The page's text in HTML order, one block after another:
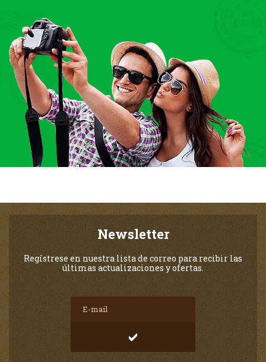
Newsletter
Regístrese en nuestra lista de correo para recibir las
últimas actualizaciones y ofertas.